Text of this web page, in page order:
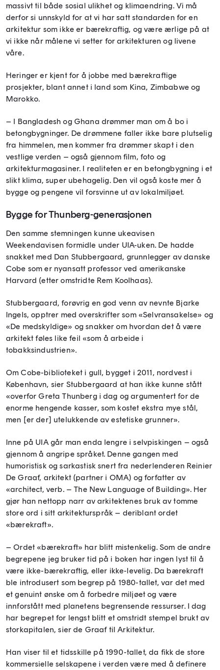
massivt til både sosial ulikhet og klimaendring. Vi må
derfor si unnskyld for at vi har satt standarden for en
arkitektur som ikke er bærekraftig, og være ærlige på at
vi ikke når målene vi setter for arkitekturen og livene
våre.
Heringer er kjent for å jobbe med bærekraftige
prosjekter, blant annet i land som Kina, Zimbabwe og
Marokko.
– I Bangladesh og Ghana drømmer man om å bo i
betongbygninger. De drømmene faller ikke bare plutselig
fra himmelen, men kommer fra drømmer skapt i den
vestlige verden – også gjennom film, foto og
arkitekturmagasiner. I realiteten er en betongbygning i et
slikt klima, super ubehagelig. Den vil også koste mer å
bygge og pengene vil forsvinne ut av lokalmiljøet.
Bygge for Thunberg-generasjonen
Den samme stemningen kunne ukeavisen
Weekendavisen formidle under UIA-uken. De hadde
snakket med Dan Stubbergaard, grunnlegger av danske
Cobe som er nyansatt professor ved amerikanske
Harvard (etter omstridte Rem Koolhaas).
Stubbergaard, forøvrig en god venn av nevnte Bjarke
Ingels, opptrer med overskrifter som «Selvransakelse» og
«De medskyldige» og snakker om hvordan det å være
arkitekt føles like feil «som å arbeide i
tobakksindustrien».
Om Cobe-biblioteket i gull, bygget i 2011, nordvest i
København, sier Stubbergaard at han ikke kunne stått
«overfor Greta Thunberg i dag og argumentert for de
enorme hengende kasser, som kostet ekstra mye stål,
men [er der] utelukkende av estetiske grunner».
Inne på UIA går man enda lengre i selvpiskingen – også
gjennom å angripe språket. Denne gangen med
humoristisk og sarkastisk snert fra nederlenderen Reinier
De Graaf, arkitekt (partner i OMA) og forfatter av
«architect, verb. – The New Language of Building». Her
gjør han nettopp narr av arkitektenes bruk av tomme
store ord i sitt arkitekturspråk – deriblant ordet
«bærekraft».
– Ordet «bærekraft» har blitt mistenkelig. Som de andre
begrepene jeg bruker tid på i boken har ingen lyst til å
være ikke-bærekraftig, eller ikke-levelig. Da bærekraft
ble introdusert som begrep på 1980-tallet, var det med
et genuint ønske om å forbedre miljøet og være
innforstått med planetens begrensende ressurser. I dag
har begrepet for lengst blitt et omstridt stempel brukt av
storkapitalen, sier de Graaf til Arkitektur.
Han viser til et tidsskille på 1990-tallet, da fikk de store
kommersielle selskapene i verden være med å definere